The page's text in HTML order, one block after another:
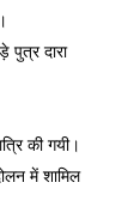
दारा
की गयी।
में शामिल